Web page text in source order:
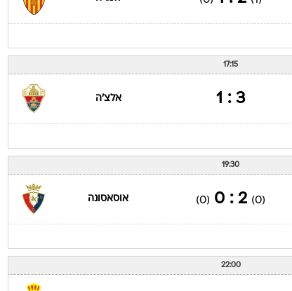
17:15
3 : 1 אלצ'ה
19:30
(0)
2 : 0
(0) אוסאסונה
22:00